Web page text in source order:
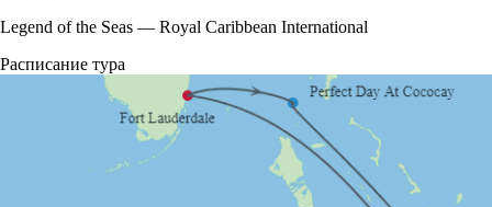
Legend of the Seas — Royal Caribbean International
Расписание тура